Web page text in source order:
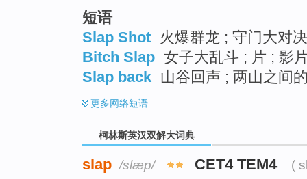
短语
Slap Shot 火爆群龙 ; 守门大对
Bitch Slap 女子大乱斗 ; 片 ; 影
Slap back 山谷回声 ; 两山之间
更多网络短语
柯林斯英汉双解大词典
slap /slæp/ CET4 TEM4 (